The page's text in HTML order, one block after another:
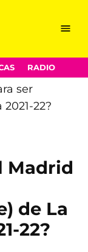
Menu
RADIO
Madrid
de La
22?